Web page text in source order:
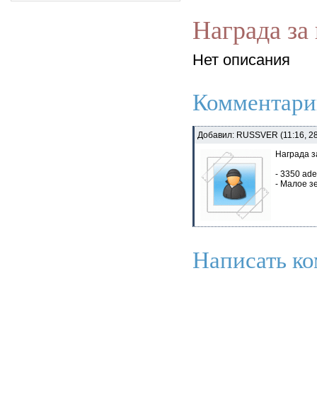
Награда за
Нет описания
Добавил: RUSSVER (11:16,
Награда
- 3350
- Малое
Написать